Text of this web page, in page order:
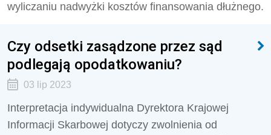
wyliczaniu nadwyżki kosztów finansowania dłużnego.
Czy odsetki zasądzone przez sąd
podlegają opodatkowaniu?
03 lip 2023
Interpretacja indywidualna Dyrektora Krajowej
Informacji Skarbowej dotyczy zwolnienia od